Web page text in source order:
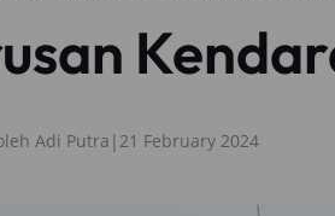
Adi Putra | 21 February 2024